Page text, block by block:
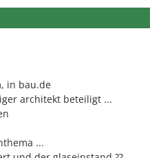
in bau.de
architekt beteiligt ...
...